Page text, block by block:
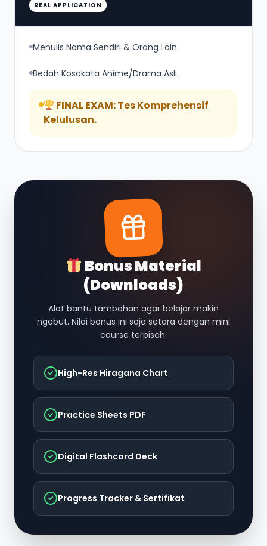
REAL APPLICATION
Menulis Nama Sendiri & Orang Lain.
Bedah Kosakata Anime/Drama Asli.
FINAL EXAM: Tes Komprehensif
Kelulusan.
Bonus Material
(Downloads)
Alat bantu tambahan agar belajar makin
ngebut. Nilai bonus ini saja setara dengan mini
course terpisah.
High-Res Hiragana Chart
Practice Sheets PDF
Digital Flashcard Deck
Progress Tracker & Sertifikat